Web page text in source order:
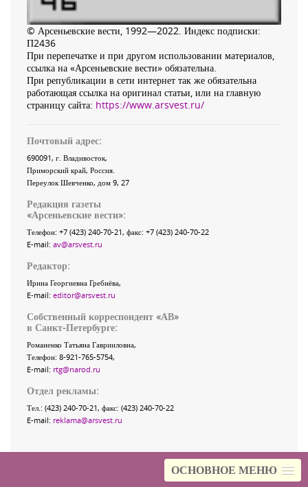
ОСНОВНОЕ МЕНЮ
© Арсеньевские вести, 1992—2022. Индекс подписки:
П2436
При перепечатке и при другом использовании материалов,
ссылка на «Арсеньевские вести» обязательна.
При републикации в сети интернет так же обязательна
работающая ссылка на оригинал статьи, или на главную
страницу сайта: https://www.arsvest.ru/
Почтовый адрес:
690091, г. Владивосток,
Приморский край, Россия
Переулок Шевченко, дом 9, 27
Редакция газеты
«Арсеньевские вести»:
Телефон: +7 (423) 240-70-21, факс: +7 (423) 240-70-22
E-mail: av@arsvest.ru
Редактор:
Ирина Георгиевна Гребнёва,
E-mail: editor@arsvest.ru
Собственный корреспондент «АВ»
в Санкт-Петербурге:
Романенко Татьяна Гаврииловна,
Телефон: 8-921-765-5754,
E-mail: rtg@narod.ru
Отдел рекламы:
Тел.: (423) 240-70-21, факс: (423) 240-70-22
E-mail: reklama@arsvest.ru